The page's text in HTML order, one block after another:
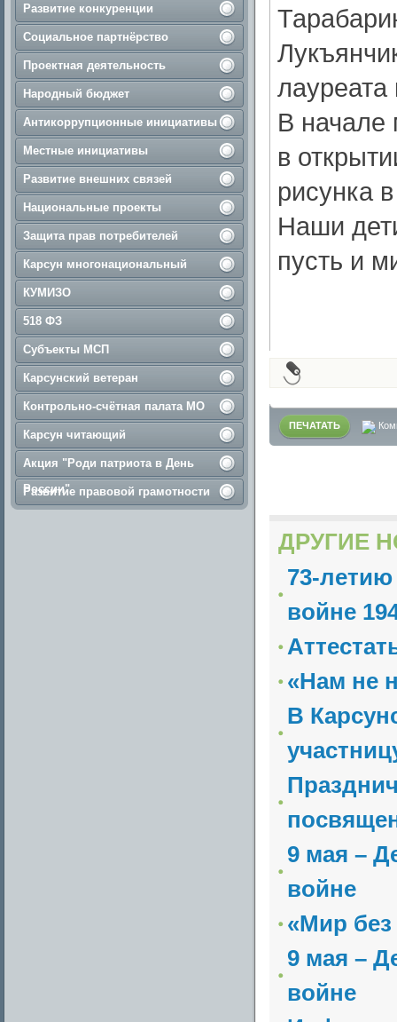
Развитие конкуренции
Социальное партнёрство
Проектная деятельность
Народный бюджет
Антикоррупционные инициативы
Местные инициативы
Развитие внешних связей
Национальные проекты
Защита прав потребителей
Карсун многонациональный
КУМИЗО
518 ФЗ
Субъекты МСП
Карсунский ветеран
Контрольно-счётная палата МО
Карсун читающий
Акция "Роди патриота в День
России"
Развитие правовой грамотности
В начале
в
рисунка
Наши
пусть и
ПЕЧАТАТЬ
ДРУГИЕ
73-
войне
«Нам не
В
9 мая –
войне
«Мир без
9 мая –
войне